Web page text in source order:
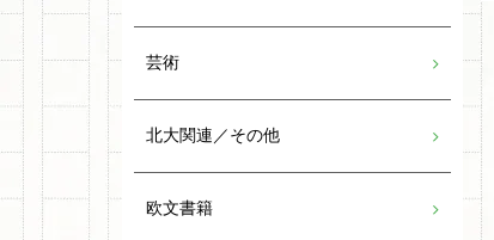
芸術
北大関連／その他
欧文書籍